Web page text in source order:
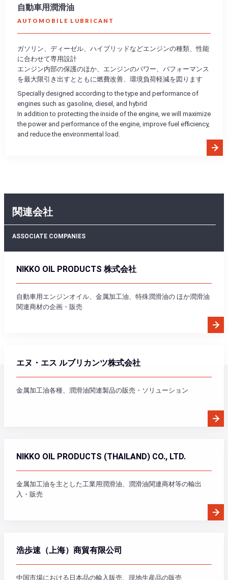
自動車用潤滑油
AUTOMOBILE LUBRICANT
ガソリン、ディーゼル、ハイブリッドなどエンジンの種類、性能
に合わせて専用設計
エンジン内部の保護のほか、エンジンのパワー、パフォーマンス
を最大限引き出すとともに燃費改善、環境負荷軽減を図ります
Specially designed according to the type and performance of
engines such as gasoline, diesel, and hybrid
In addition to protecting the inside of the engine, we will maximize
the power and performance of the engine, improve fuel efficiency,
and reduce the environmental load.
関連会社
ASSOCIATE COMPANIES
NIKKO OIL PRODUCTS 株式会社
自動車用エンジンオイル、金属加工油、特殊潤滑油の ほか潤滑油
関連商材の企画・販売
エヌ・エス ルブリカンツ株式会社
金属加工油各種、潤滑油関連製品の販売・ソリューション
NIKKO OIL PRODUCTS (THAILAND) CO., LTD.
金属加工油を主とした工業用潤滑油、潤滑油関連商材等の輸出
入・販売
浩歩速（上海）商貿有限公司
中国市場における日本品の輸入販売、現地生産品の販売